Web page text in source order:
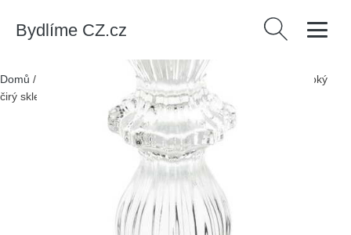
Bydlíme CZ.cz Vyhledávání
Domů / > Dekorace > Svíčky a svícny > Svícny
Vysoký
čirý skleněný svícen – Rex London